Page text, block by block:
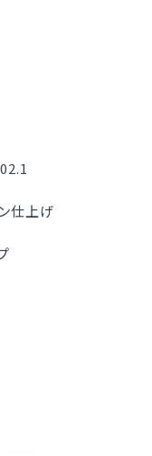
仕上げ